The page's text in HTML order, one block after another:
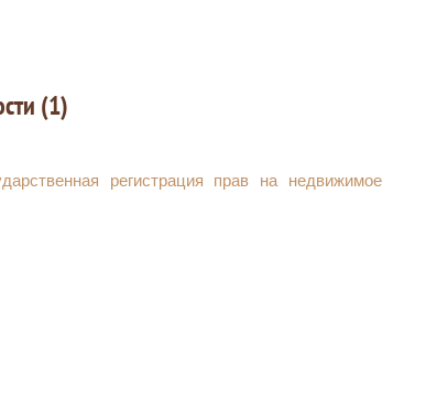
(1)
регистрация прав на недвижимое